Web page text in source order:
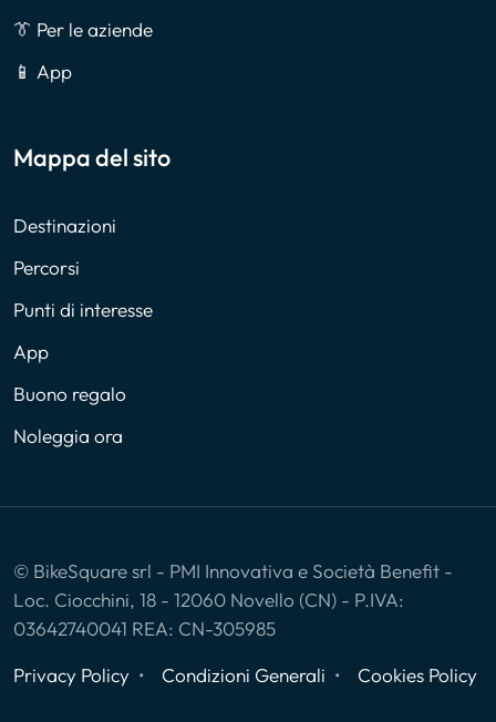
👔 Per le aziende
📱 App
Mappa del sito
Destinazioni
Percorsi
Punti di interesse
App
Buono regalo
Noleggia ora
© BikeSquare srl - PMI Innovativa e Società Benefit -
Loc. Ciocchini, 18 - 12060 Novello (CN) - P.IVA:
03642740041 REA: CN-305985
Privacy Policy
Condizioni Generali Cookies Policy